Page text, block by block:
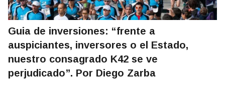
Guia de inversiones: “frente a
auspiciantes, inversores o el Estado,
nuestro consagrado K42 se ve
perjudicado”. Por Diego Zarba